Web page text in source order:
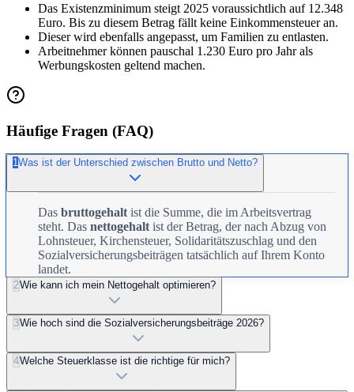
Das Existenzminimum steigt 2025 voraussichtlich auf 12.348
Euro. Bis zu diesem Betrag fällt keine Einkommensteuer an.
Dieser wird ebenfalls angepasst, um Familien zu entlasten.
Arbeitnehmer können pauschal 1.230 Euro pro Jahr als
Werbungskosten geltend machen.
Häufige Fragen (FAQ)
1Was ist der Unterschied zwischen Brutto und Netto?
Das bruttogehalt ist die Summe, die im Arbeitsvertrag
steht. Das nettogehalt ist der Betrag, der nach Abzug von
Lohnsteuer, Kirchensteuer, Solidaritätszuschlag und den
Sozialversicherungsbeiträgen tatsächlich auf Ihrem Konto
landet.
2Wie kann ich mein Nettogehalt optimieren?
3Wie hoch sind die Sozialversicherungsbeiträge 2026?
4Welche Steuerklasse ist die richtige für mich?